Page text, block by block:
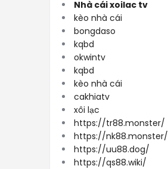
Nhà cáixoilac tv
kèo nhà cái
bongdaso
kqbd
okwintv
kqbd
kèo nhà cái
cakhiatv
xôi lạc
https://tr88.monster/
https://nk88.monster/
https://uu88.dog/
https://qs88.wiki/